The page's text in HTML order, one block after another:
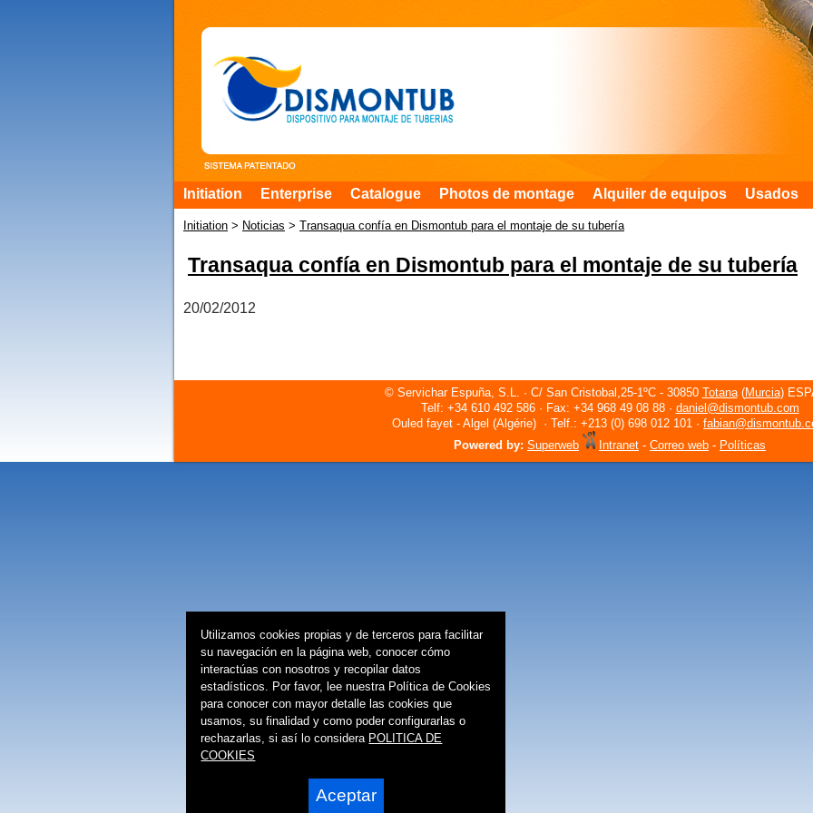
Initiation Enterprise Catalogue Photos de montage Alquiler de equipos Usados
Initiation > Noticias > Transaqua confía en Dismontub para el montaje de su tubería
Transaqua confía en Dismontub para el montaje de su tubería
20/02/2012
© Servichar Espuña, S.L. · C/ San Cristobal,25-1ºC - 30850 Totana(Murcia)
Telf: +34 610 492 586 · Fax: +34 968 49 08 88 · daniel@dismontub.com
Ouled fayet - Algel (Algérie) · Telf.: +213 (0) 698 012 101 ·
Powered by: Superweb Intranet - Correo web - Políticas
Utilizamos cookies propias y de terceros para facilitar
su navegación en la página web, conocer cómo
interactúas con nosotros y recopilar datos
estadísticos. Por favor, lee nuestra Política de Cookies
para conocer con mayor detalle las cookies que
usamos, su finalidad y como poder configurarlas o
rechazarlas, si así lo considera POLITICA DE
COOKIES
Aceptar